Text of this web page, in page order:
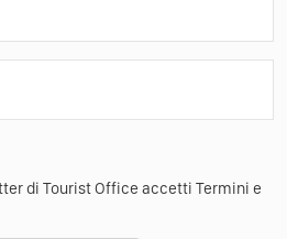
di Tourist Office accetti Termini e